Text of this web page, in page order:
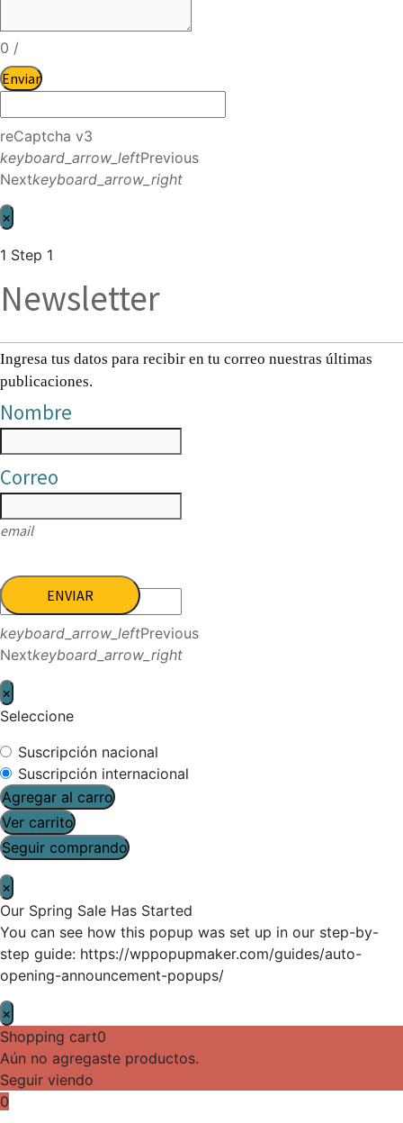
0 /
Enviar
reCaptcha v3
keyboard_arrow_leftPrevious
Nextkeyboard_arrow_right
×
1 Step 1
Newsletter
Ingresa tus datos para recibir en tu correo nuestras últimas
publicaciones.
Nombre
Correo
email
ENVIAR
keyboard_arrow_leftPrevious
Nextkeyboard_arrow_right
×
Seleccione
Suscripción nacional
Suscripción internacional
Agregar al carro
Ver carrito
Seguir comprando
×
Our Spring Sale Has Started
You can see how this popup was set up in our step-by-
step guide: https://wppopupmaker.com/guides/auto-
opening-announcement-popups/
×
Shopping cart0
Aún no agregaste productos.
Seguir viendo
0